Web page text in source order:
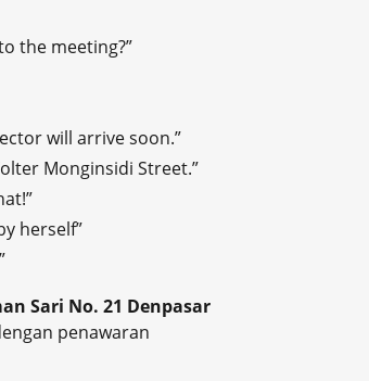
the meeting?”
will arrive soon.”
Monginsidi Street.”
herself”
Sari No. 21 Denpasar
penawaran